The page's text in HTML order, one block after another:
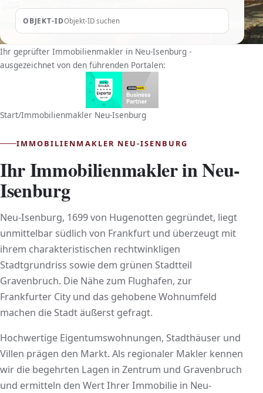
OBJEKT-ID
Ihr geprüfter Immobilienmakler in Neu-Isenburg -
ausgezeichnet von den führenden Portalen:
Start/Immobilienmakler Neu-Isenburg
IMMOBILIENMAKLER NEU-ISENBURG
Ihr Immobilienmakler in Neu-
Isenburg
Neu-Isenburg, 1699 von Hugenotten gegründet, liegt
unmittelbar südlich von Frankfurt und überzeugt mit
ihrem charakteristischen rechtwinkligen
Stadtgrundriss sowie dem grünen Stadtteil
Gravenbruch. Die Nähe zum Flughafen, zur
Frankfurter City und das gehobene Wohnumfeld
machen die Stadt äußerst gefragt.
Hochwertige Eigentumswohnungen, Stadthäuser und
Villen prägen den Markt. Als regionaler Makler kennen
wir die begehrten Lagen in Zentrum und Gravenbruch
und ermitteln den Wert Ihrer Immobilie in Neu-